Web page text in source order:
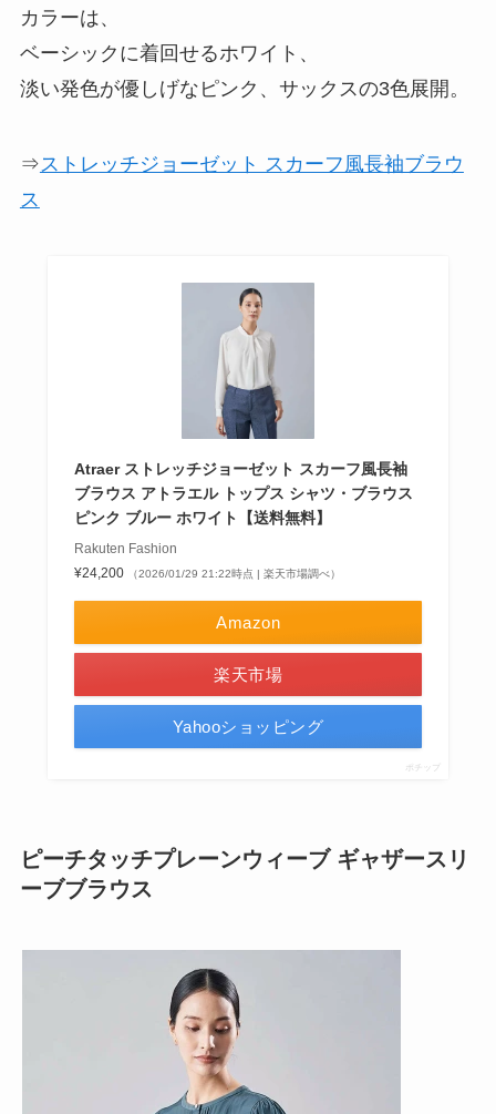
カラーは、
ベーシックに着回せるホワイト、
淡い発色が優しげなピンク、サックスの3色展開。
⇒ ストレッチジョーゼット スカーフ風長袖ブラウ
ス
Atraer ストレッチジョーゼット スカーフ風長袖
ブラウス アトラエル トップス シャツ・ブラウス
ピンク ブルー ホワイト【送料無料】
Rakuten Fashion
¥24,200
（2026/01/29 21:22時点 | 楽天市場調べ）
Amazon
楽天市場
Yahooショッピング
ポチップ
ピーチタッチプレーンウィーブ ギャザースリ
ーブブラウス